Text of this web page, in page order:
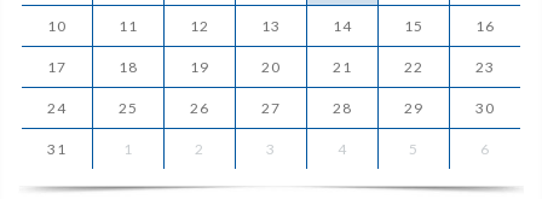
10 11 12 13 14 15 16
17 18 19 20 21 22 23
24 25 26 27 28 29 30
31 1 2 3 4 5 6